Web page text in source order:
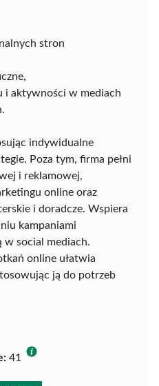
stron
i aktywności w mediach
indywidualne
Poza tym, firma pełni
i reklamowej,
online oraz
i doradcze. Wspiera
kampaniami
w social mediach.
online ułatwia
ją do potrzeb
41